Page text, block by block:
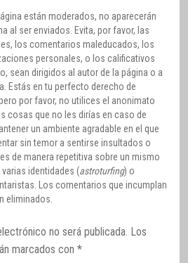
están moderados, no aparecerán
al ser enviados. Evita, por favor, las
los comentarios maleducados, los
personales, o los calificativos
sean dirigidos al autor de la página o a
Estás en tu perfecto derecho de
por favor, no utilices el anonimato
cosas que no les dirías en caso de
un ambiente agradable en el que
sin temor a sentirse insultados o
de manera repetitiva sobre un mismo
identidades (astroturfing) o
Los comentarios que incumplan
eliminados.
no será publicada. Los
marcados con *